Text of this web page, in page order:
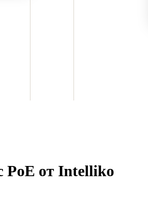
PoE от Intelliko